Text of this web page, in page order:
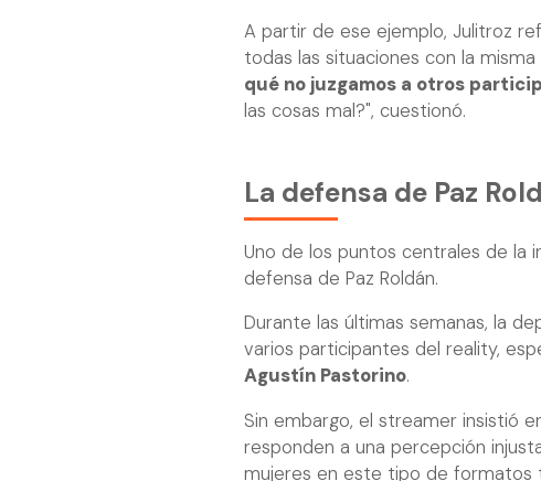
A partir de ese ejemplo, Julitroz
todas las situaciones con la misma
qué no juzgamos a otros
las cosas mal?", cuestionó.
La defensa de Paz
Uno de los puntos centrales de la
defensa de Paz Roldán.
Durante las últimas semanas, la
varios participantes del reality,
Agustín Pastorino.
Sin embargo, el streamer insistió
responden a una percepción
mujeres en este tipo de formatos